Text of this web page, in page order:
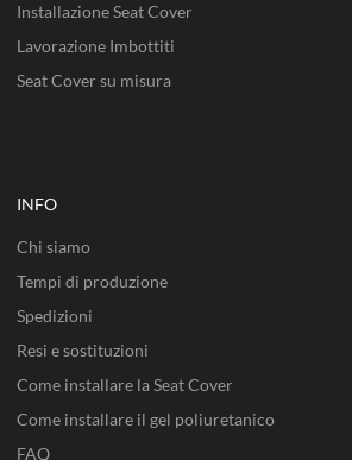
Installazione Seat Cover
Lavorazione Imbottiti
Seat Cover su misura
INFO
Chi siamo
Tempi di produzione
Spedizioni
Resi e sostituzioni
Come installare la Seat Cover
Come installare il gel poliuretanico
FAQ